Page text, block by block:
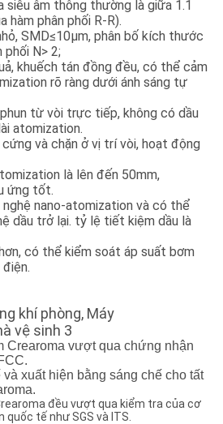
siêu âm thông thường là giữa 1.1
hàm phân phối R-R).
SMD≤10μm, phân bố kích thước
N> 2;
khuếch tán đồng đều, có thể cảm
rõ ràng dưới ánh sáng tự
từ vòi trực tiếp, không có dầu
atomization.
và chặn ở vị trí vòi, hoạt động
là lên đến 50mm,
ứng tốt.
nano-atomization và có thể
dầu trở lại. tỷ lệ tiết kiệm dầu là
có thể kiểm soát áp suất bơm
Crearoma vượt qua chứng nhận
xuất hiện bằng sáng chế cho tất
đều vượt qua kiểm tra của cơ
tế như SGS và ITS.